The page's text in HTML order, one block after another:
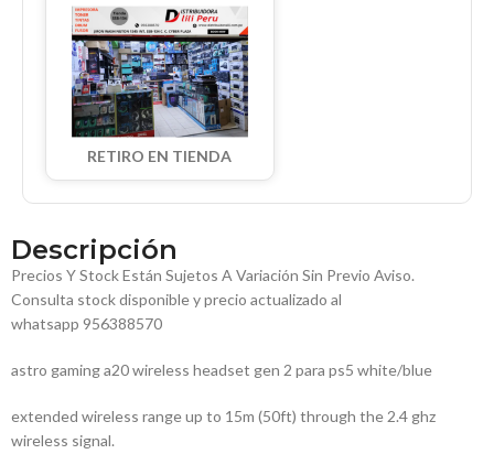
RETIRO EN TIENDA
Descripción
Precios Y Stock Están Sujetos A Variación Sin Previo Aviso.
Consulta stock disponible y precio actualizado al
whatsapp 956388570
astro gaming a20 wireless headset gen 2 para ps5 white/blue
extended wireless range up to 15m (50ft) through the 2.4 ghz
wireless signal.